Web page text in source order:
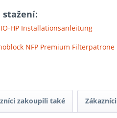
stažení:
HP Installationsanleitung
NFP Premium
zakoupili také